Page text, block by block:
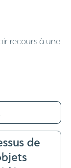
recours à une
de